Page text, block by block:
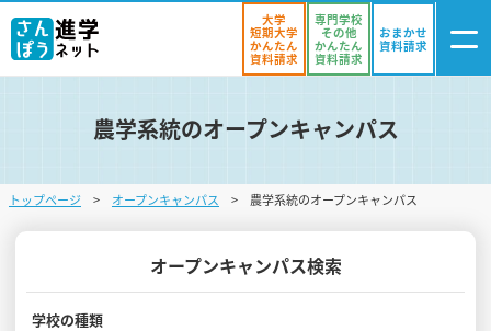
ログイン
・登録
気になる
学校を探す
オープンキャンパスを探す
大学
短期大学
かんたん
資料請求
専門学校
その他
かんたん
資料請求
おまかせ
資料請求
農学系統のオープンキャンパス
トップページ オープンキャンパス 農学系統のオープンキャンパス
オープンキャンパス検索
学校の種類